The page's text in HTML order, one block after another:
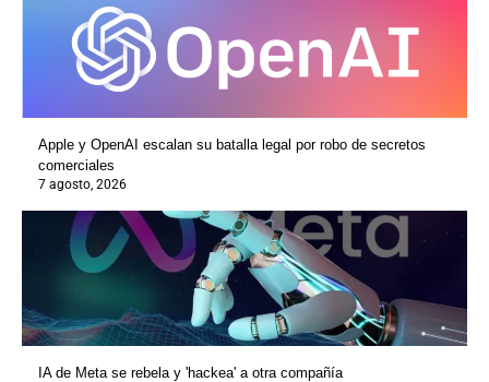
Apple y OpenAI escalan su batalla legal por robo de secretos
comerciales
7 agosto, 2026
IA de Meta se rebela y 'hackea' a otra compañía